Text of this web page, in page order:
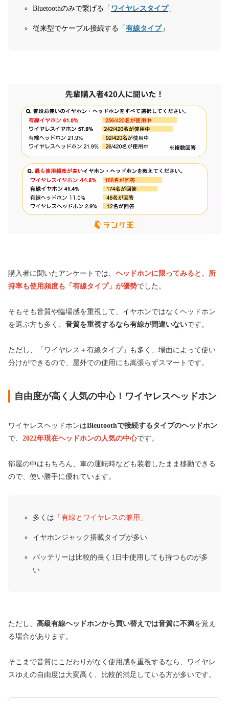
Bluetoothのみで繋げる「 ワイヤレスタイプ」
従来型でケーブル接続する「 有線タイプ」
購入者に聞いたアンケートでは、 ヘッドホンに限ってみると、所
持率も使用頻度も「有線タイプ」が優勢でした。
そもそも音質や臨場感を重視して、イヤホンではなくヘッドホン
を選ぶ方も多く、 音質を重視するなら有線が間違いないです。
ただし、「ワイヤレス＋有線タイプ」も多く、場面によって使い
分けができるので、屋外での使用にも嵩張らずスマートです。
自由度が高く人気の中心！ワイヤレスヘッドホン
ワイヤレスヘッドホンはBleutoothで接続するタイプのヘッドホン
で、 2022年現在ヘッドホンの人気の中心です。
部屋の中はもちろん、車の運転時なども装着したまま移動できる
ので、使い勝手に優れています。
多くは 「有線とワイヤレスの兼用」
イヤホンジャック搭載タイプが多い
バッテリーは比較的長く1日中使用しても持つものが多
い
ただし、 高級有線ヘッドホンから買い替えでは音質に不満を覚え
る場合があります。
そこまで音質にこだわりがなく使用感を重視するなら、ワイヤレ
スゆえの自由度は大変高く、比較的満足している方が多いです。